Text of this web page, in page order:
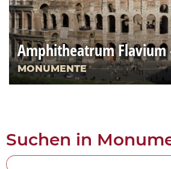
Amphitheatrum Flavium
MONUMENTE
Suchen in